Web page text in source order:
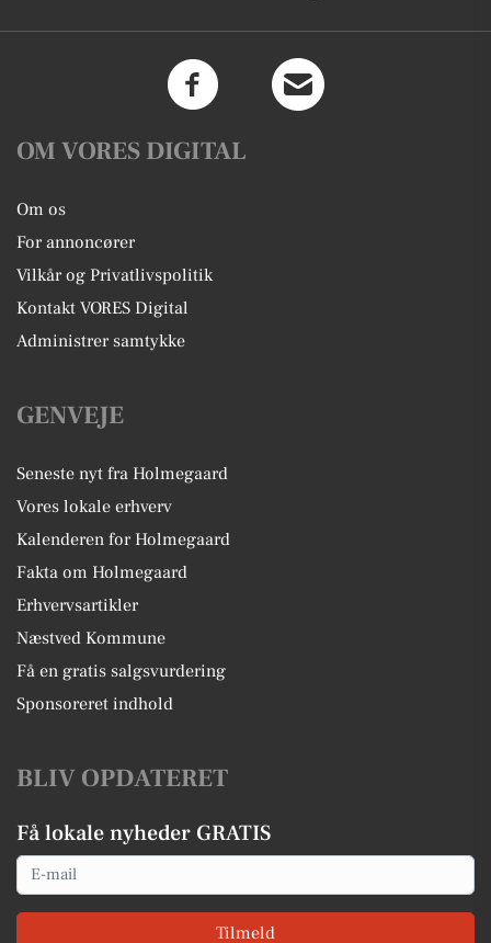
OM VORES DIGITAL
Om os
For annoncører
Vilkår og Privatlivspolitik
Kontakt VORES Digital
Administrer samtykke
GENVEJE
Seneste nyt fra Holmegaard
Vores lokale erhverv
Kalenderen for Holmegaard
Fakta om Holmegaard
Erhvervsartikler
Næstved Kommune
Få en gratis salgsvurdering
Sponsoreret indhold
BLIV OPDATERET
Få lokale nyheder GRATIS
Email
Tilmeld